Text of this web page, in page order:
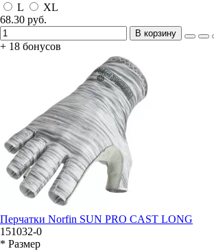
L
XL
68.30 руб.
В корзину
+ 18 бонусов
Перчатки Norfin SUN PRO CAST LONG
151032-0
* Размер